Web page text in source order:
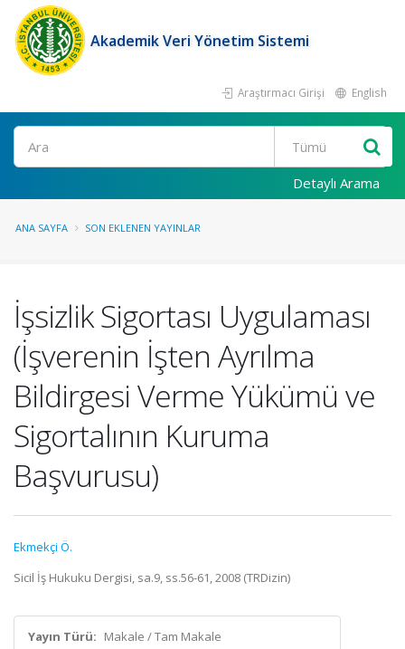
Akademik Veri Yönetim Sistemi
Araştırmacı Girişi English
Ara
Detaylı Arama
ANA SAYFA SON EKLENEN YAYINLAR
İşsizlik Sigortası Uygulaması
(İşverenin İşten Ayrılma
Bildirgesi Verme Yükümü ve
Sigortalının Kuruma
Başvurusu)
Ekmekçi Ö.
Sicil İş Hukuku Dergisi, sa.9, ss.56-61, 2008 (TRDizin)
Yayın Türü: Makale / Tam Makale